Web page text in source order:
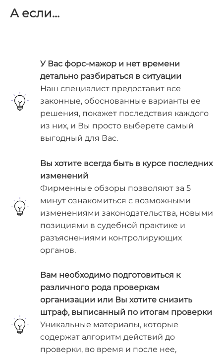
А если...
У Вас форс-мажор и нет времени
детально разбираться в ситуации
Наш специалист предоставит все
законные, обоснованные варианты ее
решения, покажет последствия каждого
из них, и Вы просто выберете самый
выгодный для Вас.
Вы хотите всегда быть в курсе последних
изменений
Фирменные обзоры позволяют за 5
минут ознакомиться с возможными
изменениями законодательства, новыми
позициями в судебной практике и
разъяснениями контролирующих
органов.
Вам необходимо подготовиться к
различного рода проверкам
организации или Вы хотите снизить
штраф, выписанный по итогам проверки
Уникальные материалы, которые
содержат алгоритм действий до
проверки, во время и после нее,